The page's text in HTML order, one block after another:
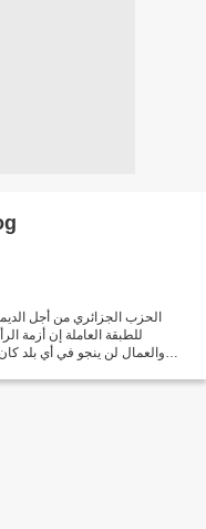
للطبقة العاملة إن أزمة
والعمال لن ينجو في أي بلد